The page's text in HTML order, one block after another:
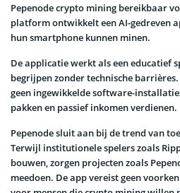
Pepenode crypto mining bereikbaar
platform ontwikkelt een AI-gedreven
hun smartphone kunnen minen.
De applicatie werkt als een educatief
begrijpen zonder technische
geen ingewikkelde software-
pakken en passief inkomen verdienen.
Pepenode sluit aan bij de trend van
Terwijl institutionele spelers zoals
bouwen, zorgen projecten zoals
meedoen. De app vereist geen